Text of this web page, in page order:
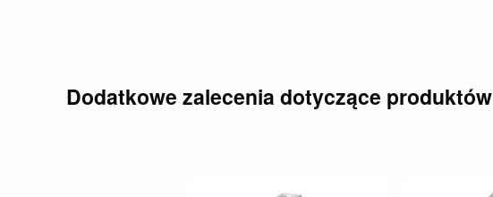
Dodatkowe zalecenia dotyczące produktów